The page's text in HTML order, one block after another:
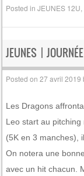
Posted inJEUNES 12U,
JEUNES |
Posted on27 avril 2019
Les Dragons
Leo start au pitching
(5K en 3 manches),
On notera une
avec un hit chacun.